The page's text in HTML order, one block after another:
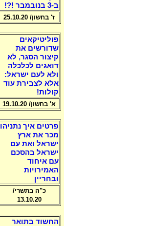
ב-3 בנובמבר !?!
ז' בחשון/ 25.10.20
פוליטיקאים
שדורשים את
קיצור הסגר, לא
דואגים לכלכלה
ולא לעם ישראל:
אלא לצבירת עוד
קולות!
א' בחשון/ 19.10.20
פרטים איך נתניהו
מכר את ארץ
ישראל ואת עם
ישראל בהסכם
עם איחוד
האמירויות
ובחריין
כ"ה בתשרי/
13.10.20
החשוד בתואר